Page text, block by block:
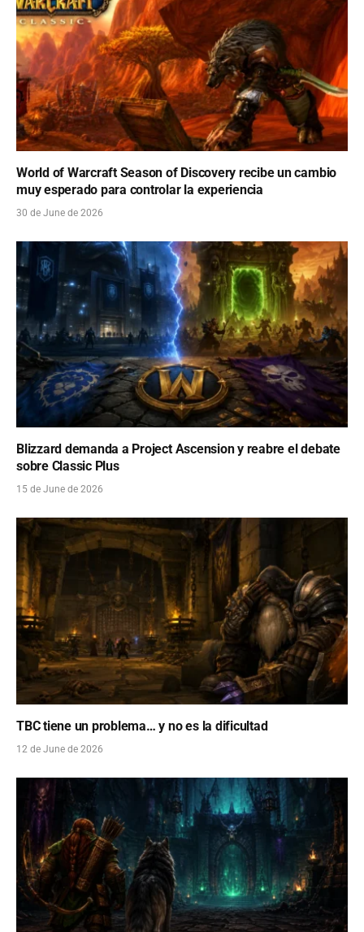
World of Warcraft Season of Discovery recibe un cambio
muy esperado para controlar la experiencia
30 de June de 2026
Blizzard demanda a Project Ascension y reabre el debate
sobre Classic Plus
15 de June de 2026
TBC tiene un problema… y no es la dificultad
12 de June de 2026